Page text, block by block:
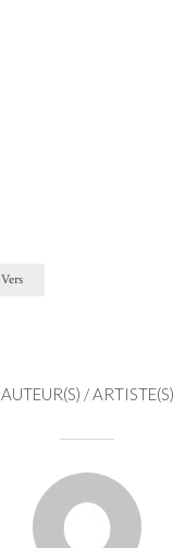
Vers
AUTEUR(S) / ARTISTE(S)